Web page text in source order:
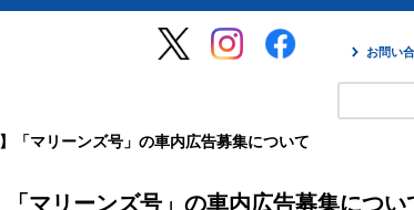
お問い
「マリーンズ号」の車内広告募集について
「マリーンズ号」の車内広告募集につ